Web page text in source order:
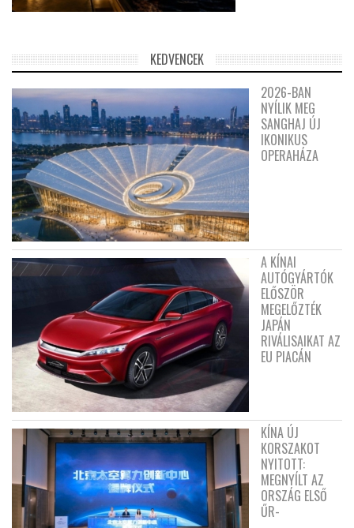
KEDVENCEK
2026-BAN
NYÍLIK MEG
SANGHAJ ÚJ
IKONIKUS
OPERAHÁZA
A KÍNAI
AUTÓGYÁRTÓK
ELŐSZÖR
MEGELŐZTÉK
JAPÁN
RIVÁLISAIKAT AZ
EU PIACÁN
KÍNA ÚJ
KORSZAKOT
NYITOTT:
MEGNYÍLT AZ
ORSZÁG ELSŐ
ŰR-